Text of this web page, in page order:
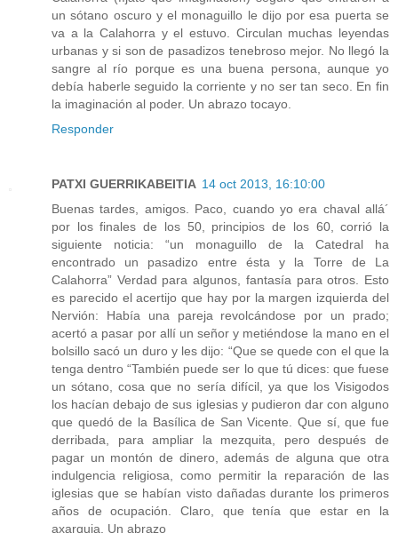
un sótano oscuro y el monaguillo le dijo por esa puerta se
va a la Calahorra y el estuvo. Circulan muchas leyendas
urbanas y si son de pasadizos tenebroso mejor. No llegó la
sangre al río porque es una buena persona, aunque yo
debía haberle seguido la corriente y no ser tan seco. En fin
la imaginación al poder. Un abrazo tocayo.
Responder
PATXI GUERRIKABEITIA 14 oct 2013, 16:10:00
Buenas tardes, amigos. Paco, cuando yo era chaval allá´
por los finales de los 50, principios de los 60, corrió la
siguiente noticia: “un monaguillo de la Catedral ha
encontrado un pasadizo entre ésta y la Torre de La
Calahorra” Verdad para algunos, fantasía para otros. Esto
es parecido el acertijo que hay por la margen izquierda del
Nervión: Había una pareja revolcándose por un prado;
acertó a pasar por allí un señor y metiéndose la mano en el
bolsillo sacó un duro y les dijo: “Que se quede con el que la
tenga dentro “También puede ser lo que tú dices: que fuese
un sótano, cosa que no sería difícil, ya que los Visigodos
los hacían debajo de sus iglesias y pudieron dar con alguno
que quedó de la Basílica de San Vicente. Que sí, que fue
derribada, para ampliar la mezquita, pero después de
pagar un montón de dinero, además de alguna que otra
indulgencia religiosa, como permitir la reparación de las
iglesias que se habían visto dañadas durante los primeros
años de ocupación. Claro, que tenía que estar en la
axarquia. Un abrazo